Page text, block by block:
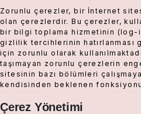
Zorunlu çerezler, bir İnternet
olan çerezlerdir. Bu çerezler,
bir bilgi toplama hizmetinin (log-
gizlilik tercihlerinin
için zorunlu olarak
taşımayan zorunlu çerezlerin
sitesinin bazı bölümleri
kendisinden beklenen
Çerez Yönetimi